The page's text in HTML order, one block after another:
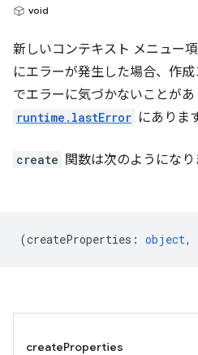
void
新しいコンテキスト メニュー
にエラーが発生した場合、作
でエラーに気づかないことが
runtime.lastError にありま
create 関数は次のようになり
(createProperties : object,
createProperties